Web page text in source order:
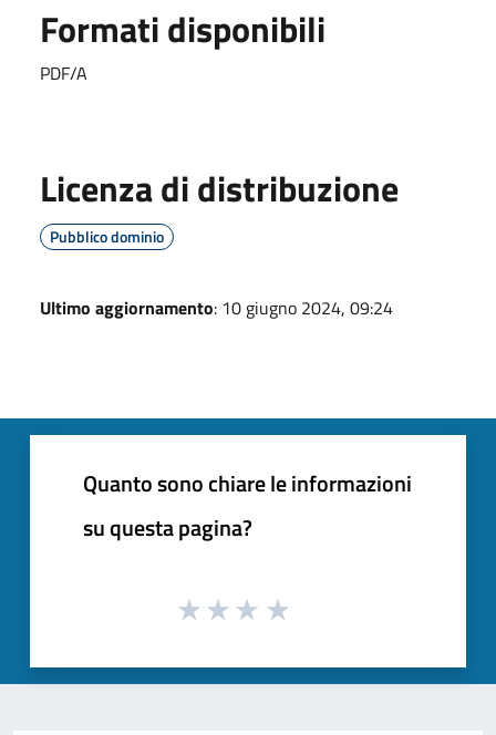
Formati disponibili
PDF/A
Licenza di distribuzione
Pubblico dominio
Ultimo aggiornamento: 10 giugno 2024, 09:24
Quanto sono chiare le informazioni
su questa pagina?